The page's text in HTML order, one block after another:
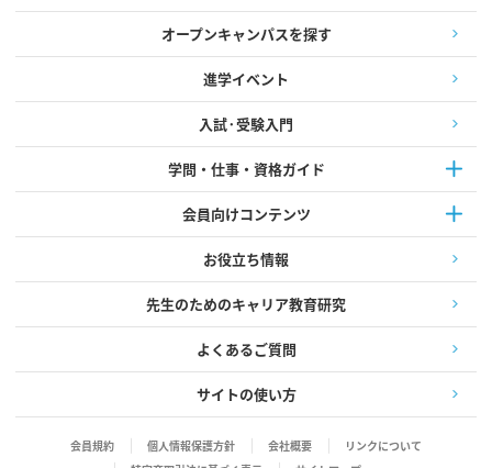
オープンキャンパスを探す
進学イベント
入試·受験入門
学問・仕事・資格ガイド
会員向けコンテンツ
お役立ち情報
先生のためのキャリア教育研究
よくあるご質問
サイトの使い方
会員規約 個人情報保護方針 会社概要
リンクについて